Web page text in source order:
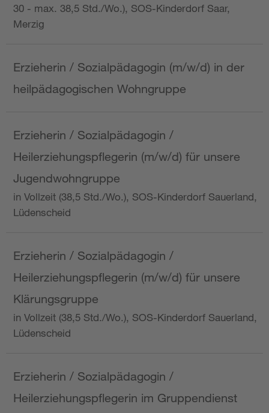
30 - max. 38,5 Std./Wo.), SOS-Kinderdorf Saar,
Merzig
Erzieherin / Sozialpädagogin (m/w/d) in der
heilpädagogischen Wohngruppe
Erzieherin / Sozialpädagogin /
Heilerziehungspflegerin (m/w/d) für unsere
Jugendwohngruppe
in Vollzeit (38,5 Std./Wo.), SOS-Kinderdorf Sauerland,
Lüdenscheid
Erzieherin / Sozialpädagogin /
Heilerziehungspflegerin (m/w/d) für unsere
Klärungsgruppe
in Vollzeit (38,5 Std./Wo.), SOS-Kinderdorf Sauerland,
Lüdenscheid
Erzieherin / Sozialpädagogin /
Heilerziehungspflegerin im Gruppendienst